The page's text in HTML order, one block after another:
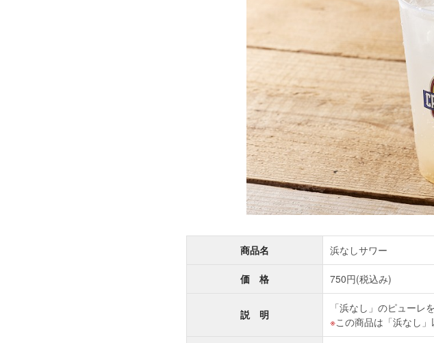
商品名 浜なしサワー
価 格 750円(税込み)
説 明
「浜なし」のピューレ
この商品は「浜なし